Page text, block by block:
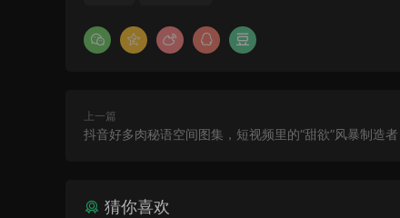
上一篇
抖音好多肉秘语空间图集，短视频里的“甜欲”风暴制造者
猜你喜欢